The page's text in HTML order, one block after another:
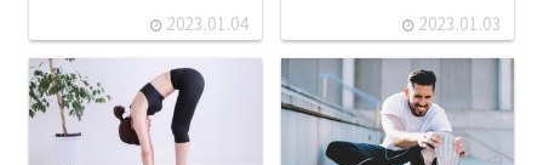
2023.01.04 2023.01.03